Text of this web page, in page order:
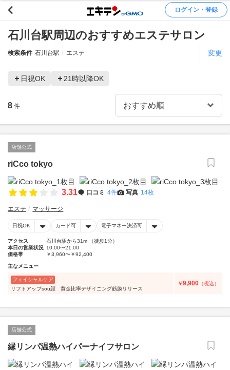
ログイン・登録
石川台駅周辺のおすすめエステサロン
検索条件 石川台駅 エステ 変更
日祝OK 21時以降OK
8 件
店舗公式
riCco tokyo
3.31 口コミ 4件 写真 14枚
エステ マッサージ
日祝OK カード可 電子マネー決済可
アクセス
石川台駅から31m （徒歩1分）
本日の営業状況 10:00〜21:00
価格帯
￥3,960〜￥92,400
主なメニュー
フェイシャルケア
リフトアップsou顔 黄金比率デザイニング筋膜リリース
￥9,900 （税込）
店舗公式
縁リンパ温熱ハイパーナイフサロン